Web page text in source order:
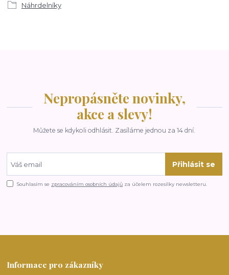
Náhrdelníky
Nepropásněte novinky,
akce a slevy!
Můžete se kdykoli odhlásit. Zasíláme jednou za 14 dní.
Přihlásit se
Souhlasím se zpracováním osobních údajů za účelem rozesílky newsletteru.
Informace pro zákazníky